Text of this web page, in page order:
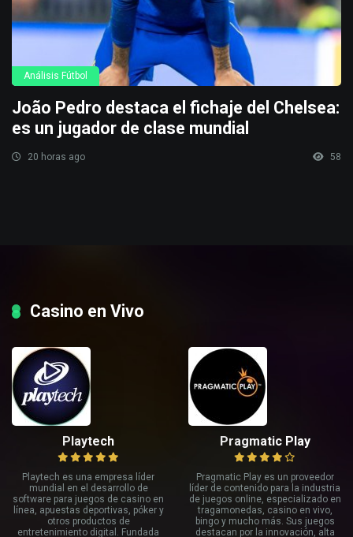
Análisis Fútbol
João Pedro destaca el fichaje del Chelsea:
es un jugador de clase mundial
20 horas ago 58
Casino en Vivo
Playtech
Playtech es una empresa líder
mundial en el desarrollo de
software para juegos de casino en
línea, apuestas deportivas, póker y
otros productos de
entretenimiento digital. Fundada
Pragmatic Play
Pragmatic Play es un proveedor
líder de contenido para la industria
de juegos online, especializado en
tragamonedas, casino en vivo,
bingo y mucho más. Sus juegos
destacan por la innovación, alta